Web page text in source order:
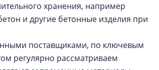
хранения, например
и другие бетонные изделия при
поставщиками, по ключевым
регулярно рассматриваем